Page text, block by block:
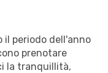
il periodo dell'anno
prenotare
la tranquillità,